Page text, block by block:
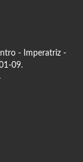
- Imperatriz -
09.